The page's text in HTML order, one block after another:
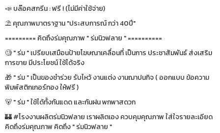
📣 บล๊อคสกรีน : ฟรี ! (ไม่มีค่าใช้จ่าย)
⛱ คุณภาพมาตราฐาน "ประสบการณ์ กว่า 40ปี"
========= คิดถึงร่มคุณภาพ " ร่มนิวฟลาย " ==========
🧐 " ร่ม " เปรียบเสมือนป้ายโฆษณาเคลื่อนที่ เป็นการ ประชาสัมพันธ์ ส่งเสริม
การขาย มีประโยชน์ ใช้ได้จริง
🎁 " ร่ม " เป็นของชำร่วย รับไหว้ งานแต่ง งานฌาปนกิจ ( ออกแบบ ข้อความ
พิมพ์สติกเกอร์ทอง ให้ฟรี )
🐻 " ร่ม " ใช้ได้ทั้งกันแดด และกันฝน พกพาสดวก
🏰 #โรงงานผลิตร่มนิวฟลาย เราผลิตเอง ควบคุมคุณภาพ ใส่ใจรายละเอียด
คิดถึงร่มคุณภาพ คิดถึง " ร่มนิวฟลาย "